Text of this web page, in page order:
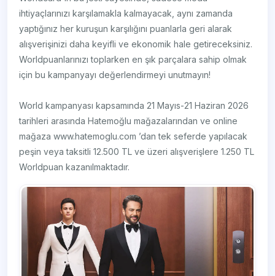
ihtiyaçlarınızı karşılamakla kalmayacak, aynı zamanda
yaptığınız her kuruşun karşılığını puanlarla geri alarak
alışverişinizi daha keyifli ve ekonomik hale getireceksiniz.
Worldpuanlarınızı toplarken en şık parçalara sahip olmak
için bu kampanyayı değerlendirmeyi unutmayın!
World kampanyası kapsamında 21 Mayıs-21 Haziran 2026
tarihleri arasında Hatemoğlu mağazalarından ve online
mağaza www.hatemoglu.com ’dan tek seferde yapılacak
peşin veya taksitli 12.500 TL ve üzeri alışverişlere 1.250 TL
Worldpuan kazanılmaktadır.